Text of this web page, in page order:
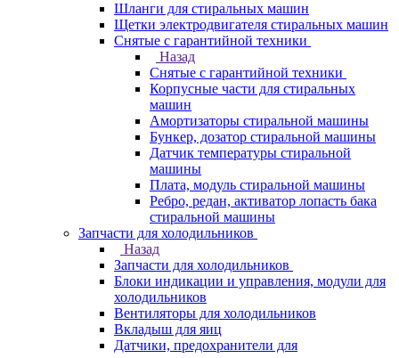
Шланги для стиральных машин
Щетки электродвигателя стиральных машин
Снятые с гарантийной техники
Назад
Снятые с гарантийной техники
Корпусные части для стиральных
машин
Амортизаторы стиральной машины
Бункер, дозатор стиральной машины
Датчик температуры стиральной
машины
Плата, модуль стиральной машины
Ребро, редан, активатор лопасть бака
стиральной машины
Запчасти для холодильников
Назад
Запчасти для холодильников
Блоки индикации и управления, модули для
холодильников
Вентиляторы для холодильников
Вкладыш для яиц
Датчики, предохранители для